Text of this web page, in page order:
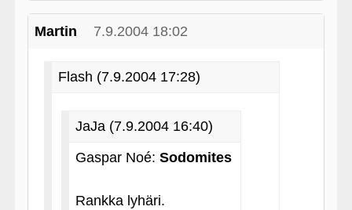
Martin 7.9.2004 18:02
Flash (7.9.2004 17:28)
JaJa (7.9.2004 16:40)
Gaspar Noé: Sodomites
Rankka lyhäri.